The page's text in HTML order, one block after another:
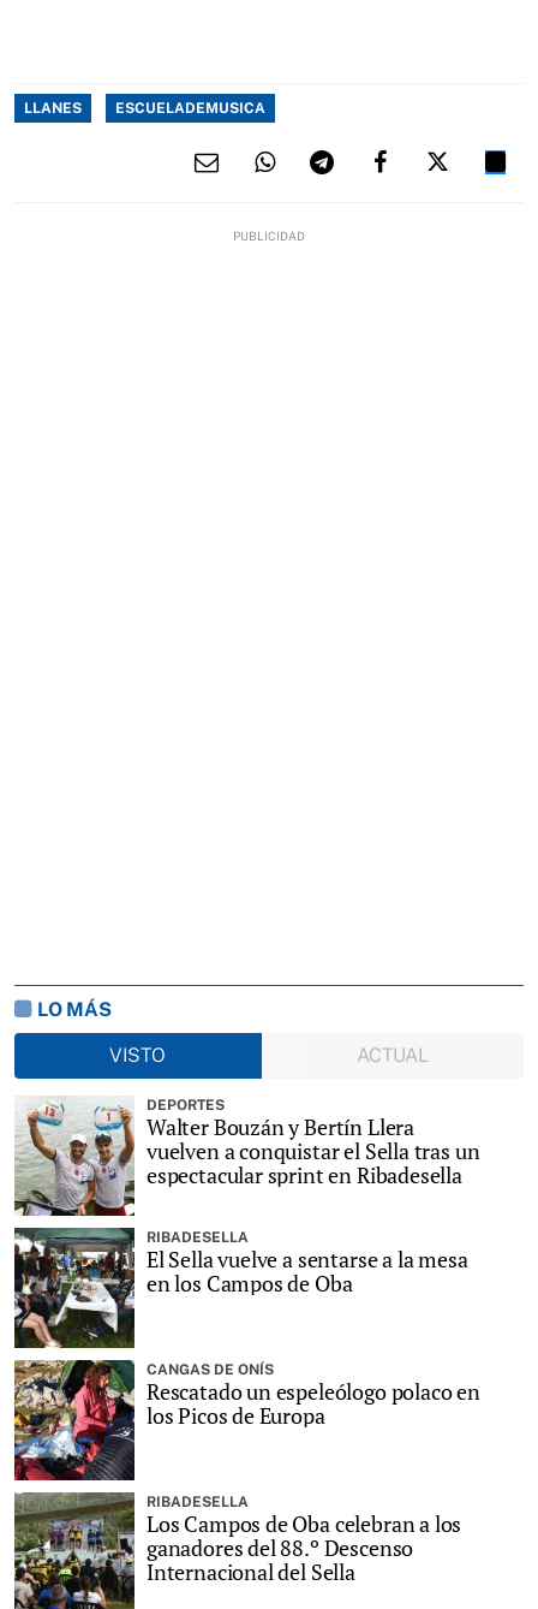
LLANES ESCUELADEMUSICA
LO MÁS
VISTO
ACTUAL
DEPORTES
Walter Bouzán y Bertín Llera
vuelven a conquistar el Sella tras un
espectacular sprint en Ribadesella
RIBADESELLA
El Sella vuelve a sentarse a la mesa
en los Campos de Oba
CANGAS DE ONÍS
Rescatado un espeleólogo polaco en
los Picos de Europa
RIBADESELLA
Los Campos de Oba celebran a los
ganadores del 88.º Descenso
Internacional del Sella